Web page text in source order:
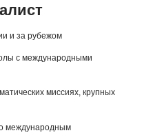
и за рубежом
с международными
миссиях, крупных
международным